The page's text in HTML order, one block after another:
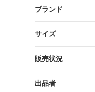
ブランド
サイズ
販売状況
出品者